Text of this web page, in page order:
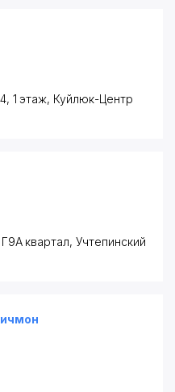
1 этаж, Куйлюк-Центр
квартал, Учтепинский